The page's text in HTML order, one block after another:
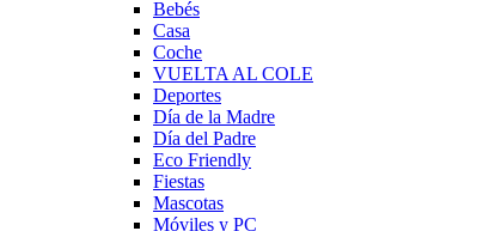
Bebés
Casa
Coche
VUELTA AL COLE
Deportes
Día de la Madre
Día del Padre
Eco Friendly
Fiestas
Mascotas
Móviles y PC